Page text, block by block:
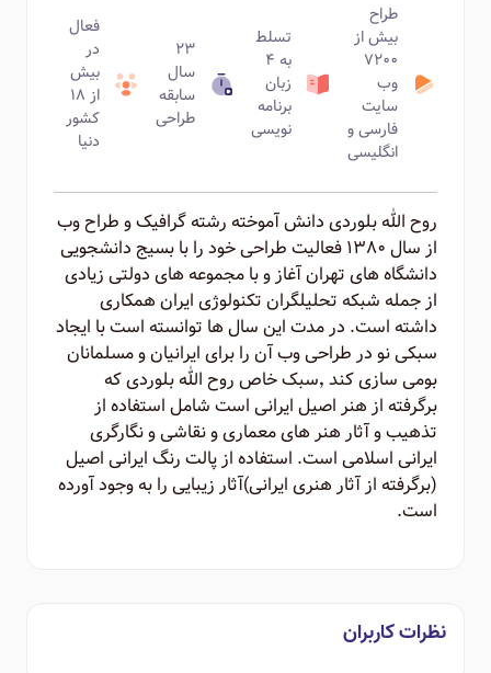
طراح
بیش از
۷۲۰۰
وب
سایت
فارسی و
انگلیسی
تسلط
به ۴
زبان
برنامه
نویسی
۲۳
سال
سابقه
طراحی
فعال
در
بیش
از ۱۸
کشور
دنیا
روح الله بلوردی دانش آموخته رشته گرافیک و طراح وب
از سال ۱۳۸۰ فعالیت طراحی خود را با بسیج دانشجویی
دانشگاه های تهران آغاز و با مجموعه های دولتی زیادی
از جمله شبکه تحلیلگران تکنولوژی ایران همکاری
داشته است. در مدت این سال ها توانسته است با ایجاد
سبکی نو در طراحی وب آن را برای ایرانیان و مسلمانان
بومی سازی کند ٬‌سبک خاص روح الله بلوردی که
برگرفته از هنر اصیل ایرانی است شامل استفاده از
تذهیب و آثار هنر های معماری و نقاشی و نگارگری
ایرانی اسلامی است. استفاده از پالت رنگ ایرانی اصیل
(برگرفته از آثار هنری ایرانی)‌آثار زیبایی را به وجود آورده
است.
نظرات کاربران